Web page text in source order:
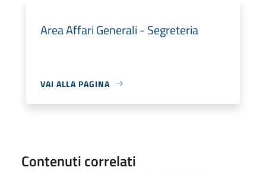
Area Affari Generali - Segreteria
VAI ALLA PAGINA
Contenuti correlati